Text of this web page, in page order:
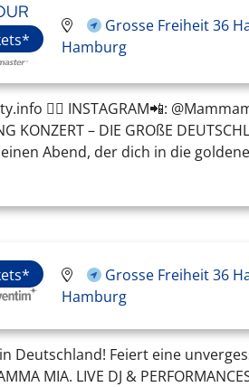
Grosse Freiheit 36
Hamburg
👉🏼 INSTAGRAM📲:
– DIE GROßE
Abend, der dich in die
Grosse Freiheit 36
Hamburg
Deutschland! Feiert eine
MIA. LIVE DJ &